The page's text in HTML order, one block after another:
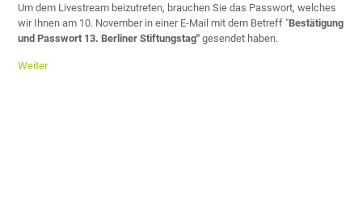
Um dem Livestream beizutreten, brauchen Sie das Passwort, welches
wir Ihnen am 10. November in einer E-Mail mit dem Betreff "Bestätigung
und Passwort 13. Berliner Stiftungstag" gesendet haben.
Weiter